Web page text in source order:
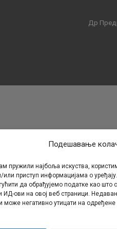
Подешавање
пружили најбоља искуства,
приступ информацијама о
да обрађујемо податке као
ИД-ови на овој веб страници.
може негативно утицати на одређене
Др
Контакт